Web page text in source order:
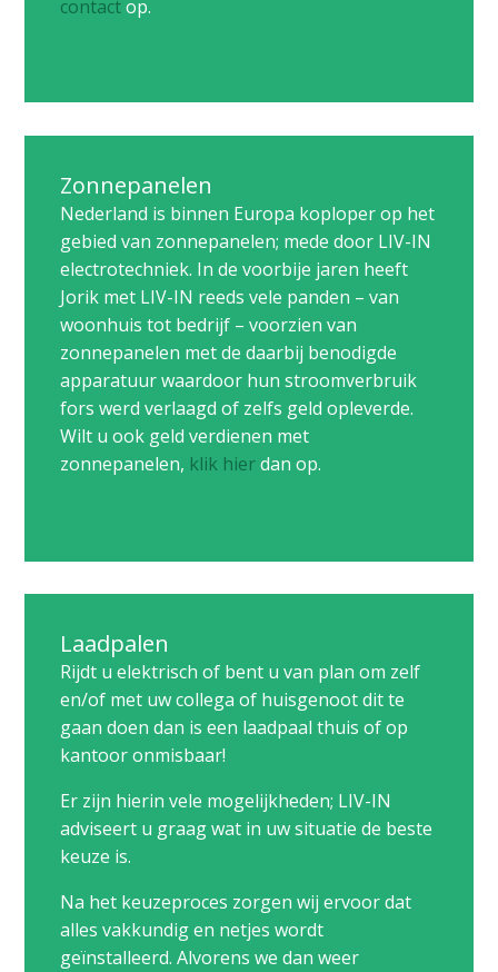
contactop.
Zonnepanelen
Nederland is binnen Europa koploper op het
gebied van zonnepanelen; mede door LIV-IN
electrotechniek. In de voorbije jaren heeft
Jorik met LIV-IN reeds vele panden – van
woonhuis tot bedrijf – voorzien van
zonnepanelen met de daarbij benodigde
apparatuur waardoor hun stroomverbruik
fors werd verlaagd of zelfs geld opleverde.
Wilt u ook geld verdienen met
zonnepanelen, klik hierdan op.
Laadpalen
Rijdt u elektrisch of bent u van plan om zelf
en/of met uw collega of huisgenoot dit te
gaan doen dan is een laadpaal thuis of op
kantoor onmisbaar!
Er zijn hierin vele mogelijkheden; LIV-IN
adviseert u graag wat in uw situatie de beste
keuze is.
Na het keuzeproces zorgen wij ervoor dat
alles vakkundig en netjes wordt
geïnstalleerd. Alvorens we dan weer